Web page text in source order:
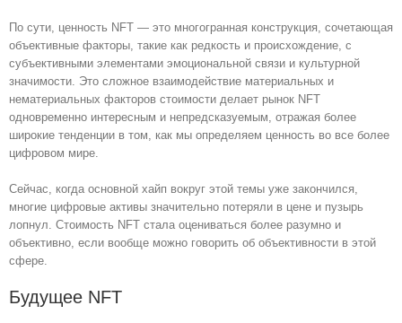
По сути, ценность NFT — это многогранная конструкция, сочетающая
объективные факторы, такие как редкость и происхождение, с
субъективными элементами эмоциональной связи и культурной
значимости. Это сложное взаимодействие материальных и
нематериальных факторов стоимости делает рынок NFT
одновременно интересным и непредсказуемым, отражая более
широкие тенденции в том, как мы определяем ценность во все более
цифровом мире.
Сейчас, когда основной хайп вокруг этой темы уже закончился,
многие цифровые активы значительно потеряли в цене и пузырь
лопнул. Стоимость NFT стала оцениваться более разумно и
объективно, если вообще можно говорить об объективности в этой
сфере.
Будущее NFT